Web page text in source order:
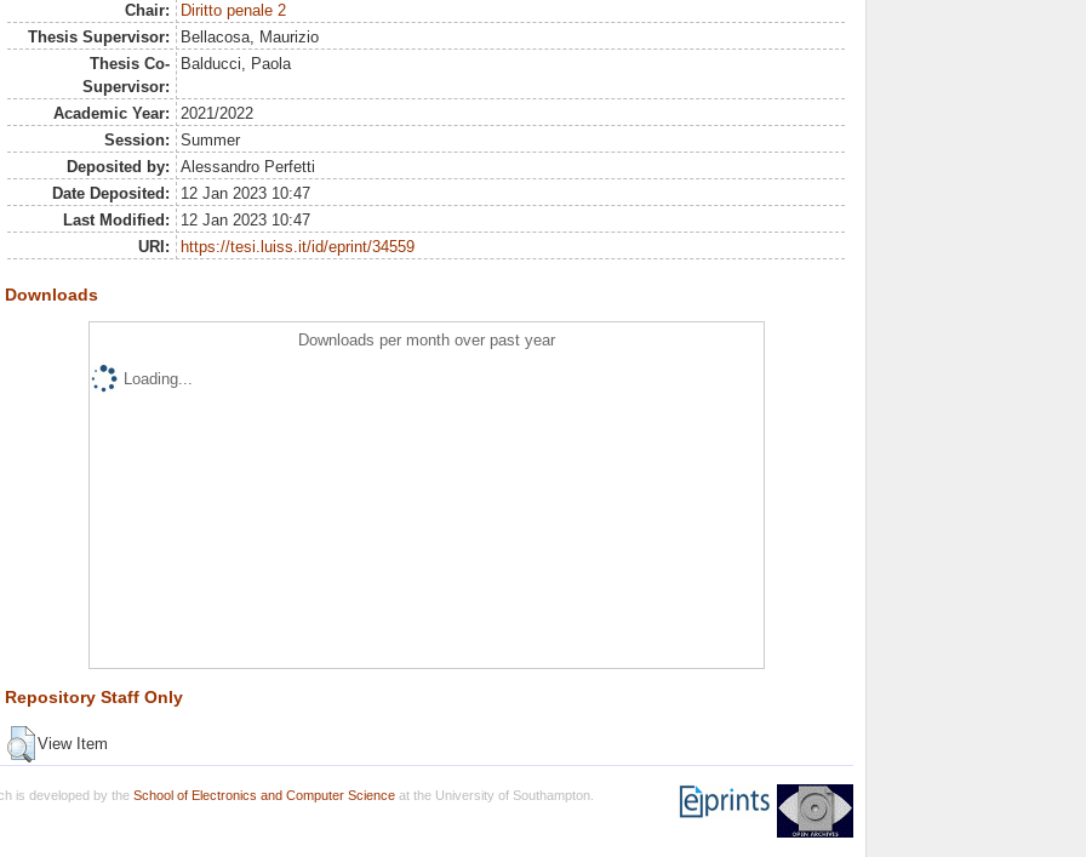
Chair:
Diritto penale 2
Thesis Supervisor:
Bellacosa, Maurizio
Thesis Co-
Supervisor:
Balducci, Paola
Academic Year:
2021/2022
Session:
Summer
Deposited by:
Alessandro Perfetti
Date Deposited:
12 Jan 2023 10:47
Last Modified:
12 Jan 2023 10:47
URI:
https://tesi.luiss.it/id/eprint/34559
Downloads
Downloads per month over past year
Loading...
Repository Staff Only
View Item
is developed by the School of Electronics and Computer Scienceat the University of Southampton.